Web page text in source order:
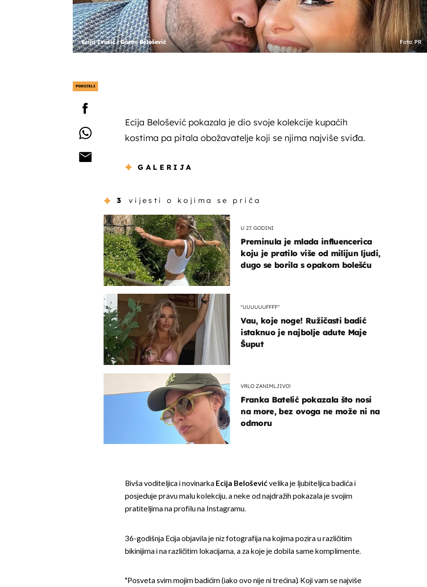
Ecija Ivušić i Goran Belošević Foto: PR
PODIJELI
Ecija Belošević pokazala je dio svoje kolekcije kupaćih
kostima pa pitala obožavatelje koji se njima najviše sviđa.
GALERIJA
3 vijesti o kojima se priča
U 27. GODINI
Preminula je mlada influencerica
koju je pratilo više od milijun ljudi,
dugo se borila s opakom bolešću
"UUUUUUFFFF"
Vau, koje noge! Ružičasti badić
istaknuo je najbolje adute Maje
Šuput
VRLO ZANIMLJIVO!
Franka Batelić pokazala što nosi
na more, bez ovoga ne može ni na
odmoru
Bivša voditeljica i novinarkaEcija Beloševićvelika je ljubiteljica badića i
posjeduje pravu malu kolekciju, a neke od najdražih pokazala je svojim
pratiteljima na profilu na Instagramu.
36-godišnja Ecija objavila je niz fotografija na kojima pozira u različitim
bikinijima i na različitim lokacijama, a za koje je dobila same komplimente.
"Posveta svim mojim badićim (iako ovo nije ni trećina). Koji vam se najviše